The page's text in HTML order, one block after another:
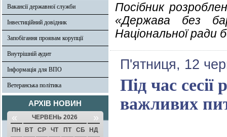
Вакансії державної служби
Інвестиційний довідник
Запобігання проявам корупції
Внутрішній аудит
Інформація для ВПО
Ветеранська політика
АРХІВ НОВИН
« ЧЕРВЕНЬ 2026 »
ПН ВТ СР ЧТ ПТ СБ
НД
Посібник
«Держава без
Національної ради
П'ятниця, 12
Під час
важливих